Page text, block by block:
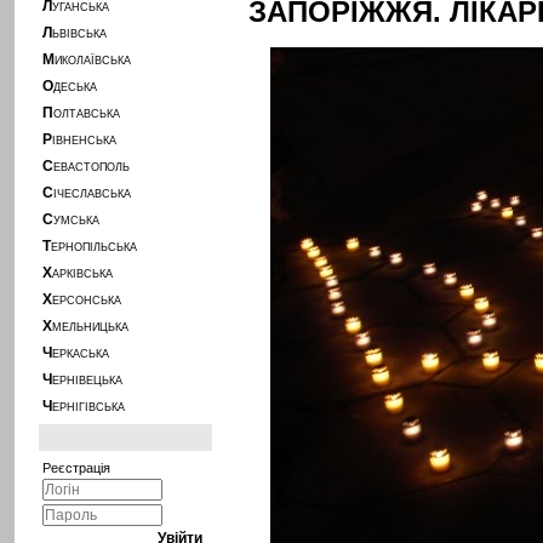
Л УГАНСЬКА
Л ЬВІВСЬКА
М ИКОЛАЇВСЬКА
ОДЕСЬКА
П ОЛТАВСЬКА
Р ІВНЕНСЬКА
СЕВАСТОПОЛЬ
С ІЧЕСЛАВСЬКА
СУМСЬКА
ТЕРНОПІЛЬСЬКА
ХАРКІВСЬКА
ХЕРСОНСЬКА
ХМЕЛЬНИЦЬКА
Ч ЕРКАСЬКА
Ч ЕРНІВЕЦЬКА
Ч ЕРНІГІВСЬКА
Реєстрація
ЗАПОРІЖЖЯ.